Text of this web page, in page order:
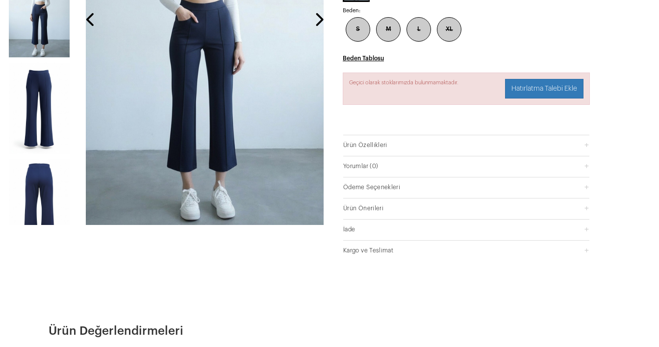
Beden:
S M L XL
Beden Tablosu
Geçici olarak stoklarımızda bulunmamaktadır.
Hatırlatma Talebi Ekle
Ürün Özellikleri
Yorumlar(0)
Ödeme Seçenekleri
Ürün Önerileri
İade
Kargo ve Teslimat
Ürün Değerlendirmeleri